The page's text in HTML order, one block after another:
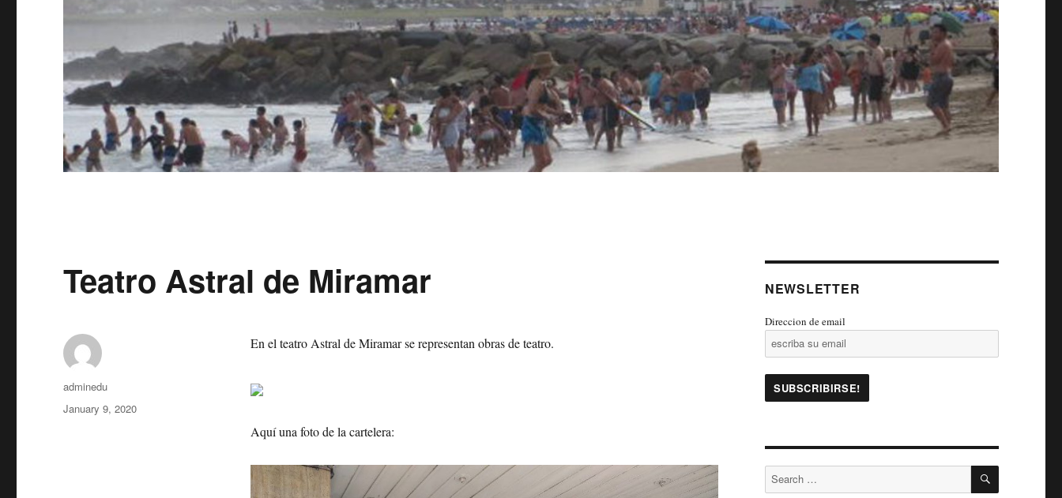
Teatro Astral de Miramar
En el teatro Astral de Miramar se representan obras de teatro.
Aquí una foto de la cartelera:
Author
adminedu
Posted
January 9, 2020
NEWSLETTER
Direccion de email
Search
for:
SEARCH